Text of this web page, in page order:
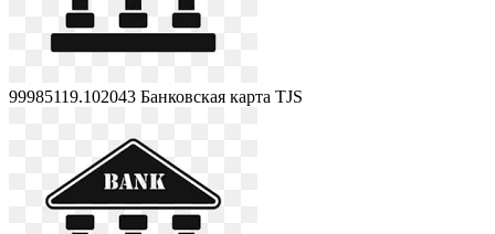
99985119.102043 Банковская карта TJS